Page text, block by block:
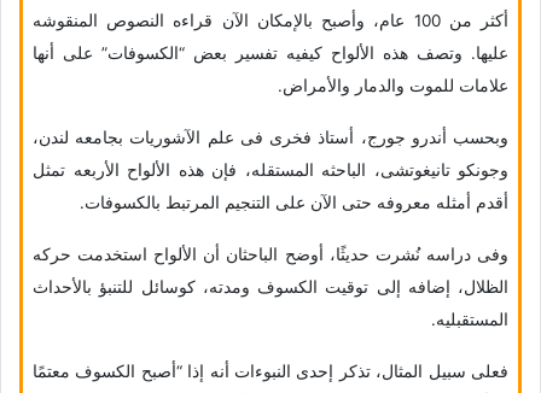
أکثر من 100 عام، وأصبح بالإمکان الآن قراءه النصوص المنقوشه
علیها. وتصف هذه الألواح کیفیه تفسیر بعض “الکسوفات” على أنها
علامات للموت والدمار والأمراض.
وبحسب أندرو جورج، أستاذ فخری فی علم الآشوریات بجامعه لندن،
وجونکو تانیغوتشی، الباحثه المستقله، فإن هذه الألواح الأربعه تمثل
أقدم أمثله معروفه حتى الآن على التنجیم المرتبط بالکسوفات.
وفی دراسه نُشرت حدیثًا، أوضح الباحثان أن الألواح استخدمت حرکه
الظلال، إضافه إلى توقیت الکسوف ومدته، کوسائل للتنبؤ بالأحداث
المستقبلیه.
فعلى سبیل المثال، تذکر إحدى النبوءات أنه إذا “أصبح الکسوف معتمًا